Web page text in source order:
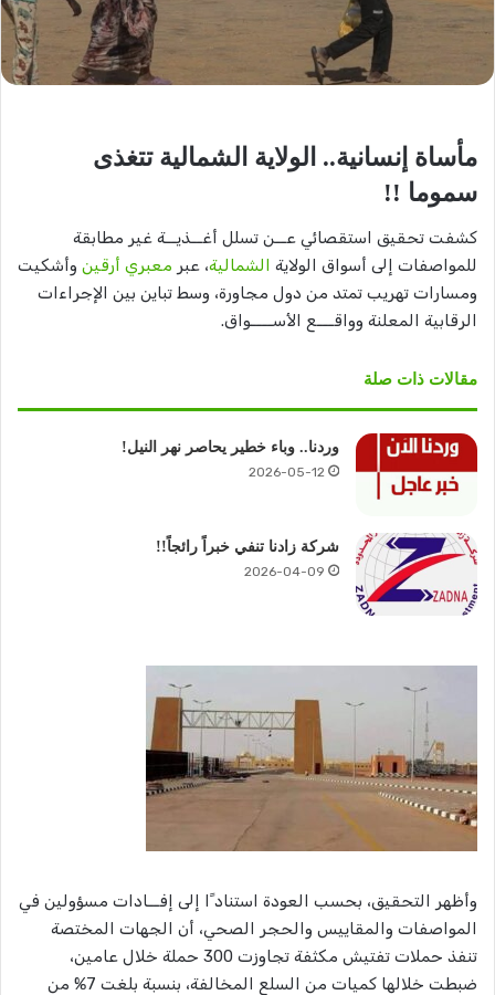
مأساة إنسانية.. الولاية الشمالية تتغذى
سموما !!
كشفت تحقيق استقصائي عــن تسلل أغــذيــة غير مطابقة
للمواصفات إلى أسواق الولاية الشمالية، عبر معبري أرقين وأشكيت
ومسارات تهريب تمتد من دول مجاورة، وسط تباين بين الإجراءات
الرقابية المعلنة وواقـــع الأســــواق.
مقالات ذات صلة
وردنا.. وباء خطير يحاصر نهر النيل!
2026-05-12
شركة زادنا تنفي خبراً رائجاً!!
2026-04-09
وأظهر التحقيق، بحسب العودة استناد ًا إلى إفــادات مسؤولين في
المواصفات والمقاييس والحجر الصحي، أن الجهات المختصة
تنفذ حملات تفتيش مكثفة تجاوزت 300 حملة خلال عامين،
ضبطت خلالها كميات من السلع المخالفة، بنسبة بلغت 7% من